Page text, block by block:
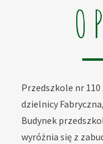
O
Przedszkole nr
dzielnicy
Budynek
wyróżnia się z